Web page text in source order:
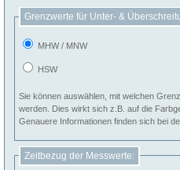
Grenzwerte für Unter- &
MHW / MNW
HSW
Sie können auswählen, mit welchen
werden. Dies wirkt sich z.B. auf die
Genauere Informationen finden sich bei
Zeitbezug der Messwerte: